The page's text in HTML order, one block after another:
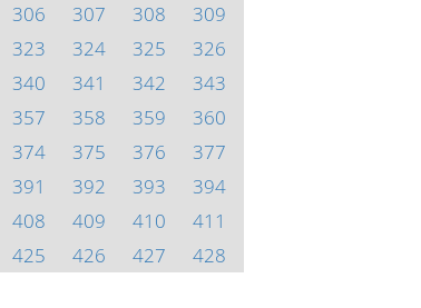
306 307 308
309
323 324 325
326
340 341 342
343
357 358 359
360
374 375 376
377
391 392 393
394
408 409 410
411
425 426 427
428